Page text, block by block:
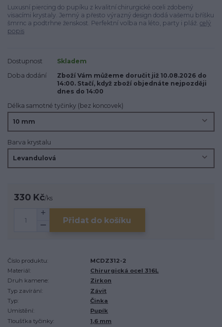
Luxusní piercing do pupíku z kvalitní chirurgické oceli zdobený
visacími krystaly. Jemný a přesto výrazný design dodá vašemu bříšku
šmrnc a podtrhne ženskost. Perfektní volba na léto, party i pláž. celý
popis
Dostupnost
Skladem
Doba dodání
Zboží Vám můžeme doručit již 10.08.2026 do
14:00. Stačí, když zboží objednáte nejpozději
dnes do 14:00
Délka samotné tyčinky (bez koncovek)
Barva krystalu
330 Kč/ks
Přidat do košíku
Číslo produktu:
MCDZ312-2
Materiál:
Chirurgická ocel 316L
Druh kamene:
Zirkon
Typ zavírání:
Závit
Typ:
Činka
Umístění:
Pupík
Tloušťka tyčinky:
1,6 mm